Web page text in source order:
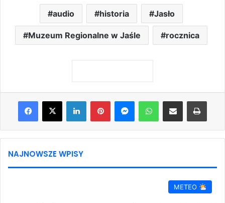
audio historia Jasło
Muzeum Regionalne w Jaśle rocznica
Facebook
X LinkedInPinterestMessengerWhatsAppShare via Email Print
NAJNOWSZE WPISY
METEO